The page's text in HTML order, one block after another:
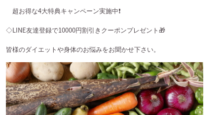
超お得な4大特典キャンペーン実施中❗️
◇LINE友達登録で10000円割引きクーポンプレゼント🎁
皆様のダイエットや身体のお悩みをお聞かせ下さい。